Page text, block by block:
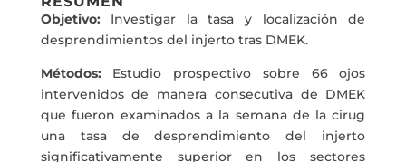
Objetivo: Investigar la tasa y localización de
desprendimientos del injerto tras DMEK.
Métodos: Estudio prospectivo sobre 66 ojos
intervenidos de manera consecutiva de DMEK
que fueron examinados a la semana de la cirug
una tasa de desprendimiento del injerto
significativamente superior en los sectores